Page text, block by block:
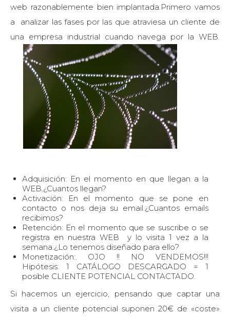
web razonablemente bien implantada.Primero vamos
a analizar las fases por las que atraviesa un cliente de
una empresa industrial cuando navega por la WEB.
Adquisición: En el momento en que llegan a la
WEB.¿Cuantos llegan?
Activación: En el momento que se pone en
contacto o nos deja su email.¿Cuantos emails
recibimos?
Retención: En el momento que se suscribe o se
registra en nuestra WEB y lo visita 1 vez a la
semana.¿Lo tenemos diseñado para ello?
Monetización:. OJO !! NO VENDEMOS!!!
Hipótesis: 1 CATÁLOGO DESCARGADO = 1
posible CLIENTE POTENCIAL CONTACTADO.
Si hacemos un ejercicio, pensando que captar una
visita a un cliente potencial suponen 20€ de «coste»